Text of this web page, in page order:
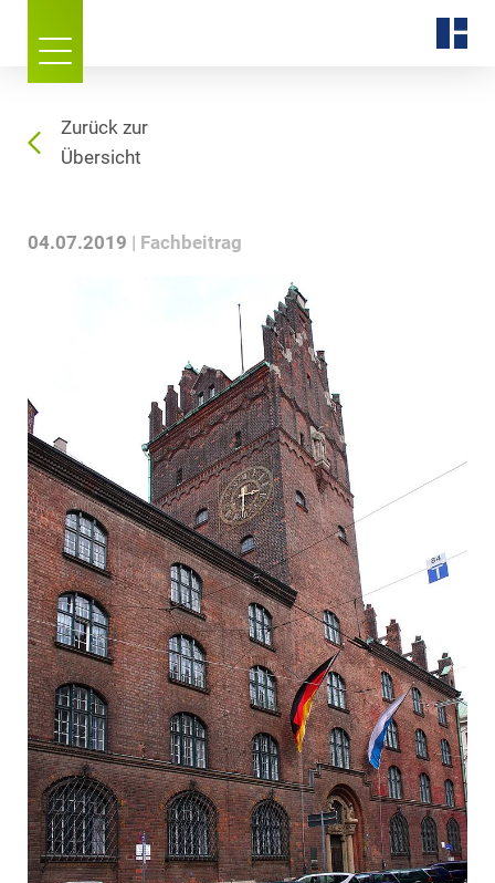
Zurück zur
Übersicht
04.07.2019 Fachbeitrag